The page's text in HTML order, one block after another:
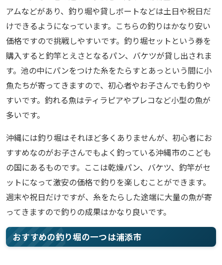
アムなどがあり、釣り堀や貸しボートなどは土日や祝日だ
けできるようになっています。こちらの釣りはかなり安い
価格ですので挑戦しやすいです。釣り堀セットという券を
購入すると釣竿とえさとなるパン、バケツが貸し出されま
す。池の中にパンをつけた糸をたらすとあっという間に小
魚たちが寄ってきますので、初心者やお子さんでも釣りや
すいです。釣れる魚はティラピアやプレコなど小型の魚が
多いです。
沖縄には釣り堀はそれほど多くありませんが、初心者にお
すすめなのがお子さんでもよく釣っている沖縄市のこども
の国にあるものです。ここは乾燥パン、バケツ、釣竿がセ
ットになって激安の価格で釣りを楽しむことができます。
週末や祝日だけですが、糸をたらした途端に大量の魚が寄
ってきますので釣りの成果はかなり良いです。
おすすめの釣り堀の一つは浦添市